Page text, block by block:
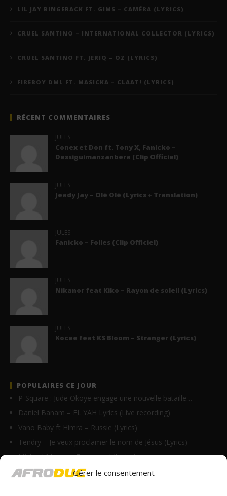
Gérer le consentement
LIL JAY BINGERACK FT. GIMS – CAMÉRA (LYRICS)
CRUEL SANTINO – INTERNATIONAL COLLECTOR (LYRICS)
CRUEL SANTINO FT. JERIQ – OZ (LYRICS)
FIREBOY DML FT. MASICKA – CLAAT! (LYRICS)
RÉCENT COMMENTAIRES
JULES
Conex et Don ft. Tony X, Fanicko –
Dessiguimanzanbera (Clip Officiel)
JULES
Jeady Jay – Olé Olé (Lyrics + Translation)
JULES
Fanicko – Folies (Clip Officiel)
JULES
Nikanor feat Kiko – Rayon de soleil (Lyrics)
JULES
Kocee feat KS Bloom – Stranger (Lyrics)
POPULAIRES CE JOUR
P-Square : Jude Okoye engage une nouvelle bataille…
Daniel Banam – EL YAH Lyrics (Live recording)
Vano Baby ft Himra – Russie (Lyrics)
Tendry – Je veux proclamer le nom de Jésus (Lyrics)
Michael Manya – Emmanuel (Lyrics)
Skzi Starls – Rebirth Lyrics (ft. Aguero Banks)